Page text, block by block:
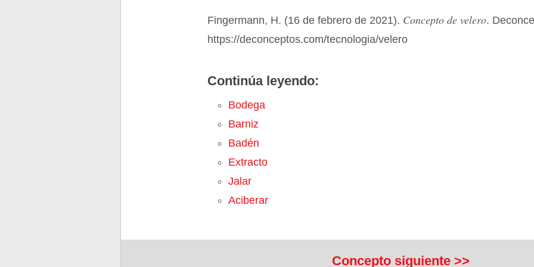
Fingermann, H. (16 de febrero de 2021). Concepto de velero.
https://deconceptos.com/tecnologia/velero
Continúa leyendo:
Bodega
Barniz
Badén
Extracto
Jalar
Aciberar
Concepto siguiente >>